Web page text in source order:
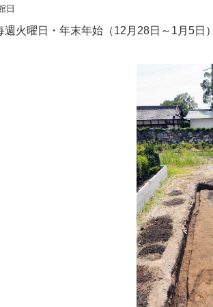
日
火曜日・年末年始（12月28日～1月5日）